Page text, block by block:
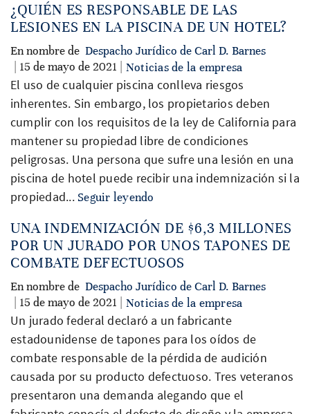
¿QUIÉN ES RESPONSABLE DE LAS
LESIONES EN LA PISCINA DE UN HOTEL?
En nombre de Despacho Jurídico de Carl D. Barnes
| 15 de mayo de 2021 |
Noticias de la empresa
El uso de cualquier piscina conlleva riesgos
inherentes. Sin embargo, los propietarios deben
cumplir con los requisitos de la ley de California para
mantener su propiedad libre de condiciones
peligrosas. Una persona que sufre una lesión en una
piscina de hotel puede recibir una indemnización si la
propiedad... Seguir leyendo
UNA INDEMNIZACIÓN DE $6,3 MILLONES
POR UN JURADO POR UNOS TAPONES DE
COMBATE DEFECTUOSOS
En nombre de Despacho Jurídico de Carl D. Barnes
| 15 de mayo de 2021 |
Noticias de la empresa
Un jurado federal declaró a un fabricante
estadounidense de tapones para los oídos de
combate responsable de la pérdida de audición
causada por su producto defectuoso. Tres veteranos
presentaron una demanda alegando que el